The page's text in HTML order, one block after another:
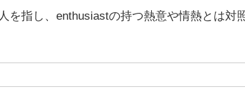
を指し、enthusiastの持つ熱意や情熱とは対